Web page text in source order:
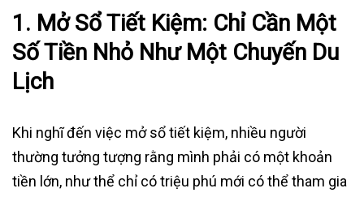
1. Mở Sổ Tiết Kiệm: Chỉ Cần Một
Số Tiền Nhỏ Như Một Chuyến Du
Lịch
Khi nghĩ đến việc mở sổ tiết kiệm, nhiều người
thường tưởng tượng rằng mình phải có một khoản
tiền lớn, như thể chỉ có triệu phú mới có thể tham gia